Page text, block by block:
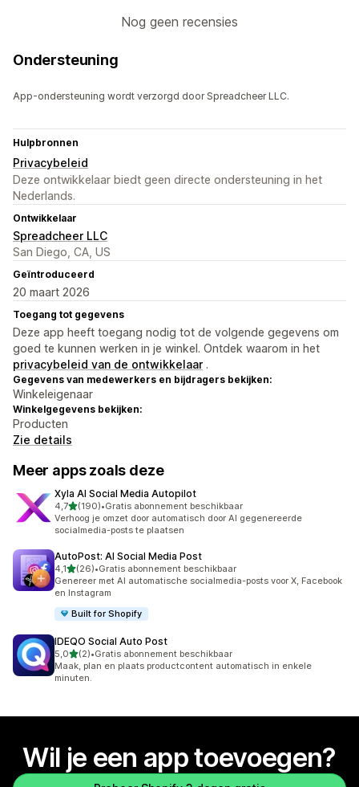
Nog geen recensies
Ondersteuning
App-ondersteuning wordt verzorgd door Spreadcheer LLC.
Hulpbronnen
Privacybeleid
Deze ontwikkelaar biedt geen directe ondersteuning in het
Nederlands.
Ontwikkelaar
Spreadcheer LLC
San Diego, CA, US
Geïntroduceerd
20 maart 2026
Toegang tot gegevens
Deze app heeft toegang nodig tot de volgende gegevens om
goed te kunnen werken in je winkel. Ontdek waarom in het
privacybeleid van de ontwikkelaar .
Gegevens van medewerkers en bijdragers bekijken:
Winkeleigenaar
Winkelgegevens bekijken:
Producten
Zie details
Meer apps zoals deze
Xyla AI Social Media Autopilot
4,7van 5 sterren
(190)
190 recensies in totaal
•Gratis abonnement beschikbaar
Verhoog je omzet door automatisch door AI gegenereerde
socialmedia-posts te plaatsen
AutoPost: AI Social Media Post
4,1van 5 sterren
(26)
26 recensies in totaal
•Gratis abonnement beschikbaar
Genereer met AI automatische socialmedia-posts voor X, Facebook
en Instagram
Built for Shopify
IDEQO Social Auto Post
5,0van 5 sterren
(2)
2 recensies in totaal
•Gratis abonnement beschikbaar
Maak, plan en plaats productcontent automatisch in enkele
minuten.
Wil je een app toevoegen?